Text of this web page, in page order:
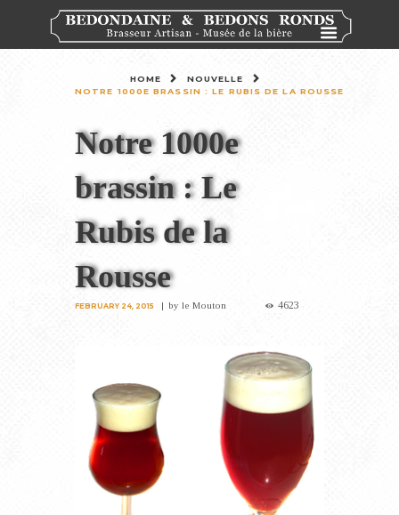
HOME
NOUVELLE
NOTRE 1000E BRASSIN : LE RUBIS DE LA ROUSSE
Notre 1000e
brassin : Le
Rubis de la
Rousse
FEBRUARY 24, 2015 byle Mouton 4623